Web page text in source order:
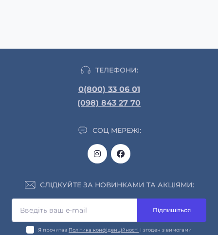
ТЕЛЕФОНИ:
0(800) 33 06 01
(098) 843 27 70
СОЦ МЕРЕЖІ:
СЛІДКУЙТЕ ЗА НОВИНКАМИ ТА АКЦІЯМИ:
Підпишіться
Я прочитав Політика конфіденційності і згоден з вимогами